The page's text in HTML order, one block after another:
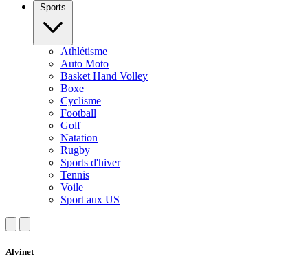
Sports
Athlétisme
Auto Moto
Basket Hand Volley
Boxe
Cyclisme
Football
Golf
Natation
Rugby
Sports d'hiver
Tennis
Voile
Sport aux US
Alvinet